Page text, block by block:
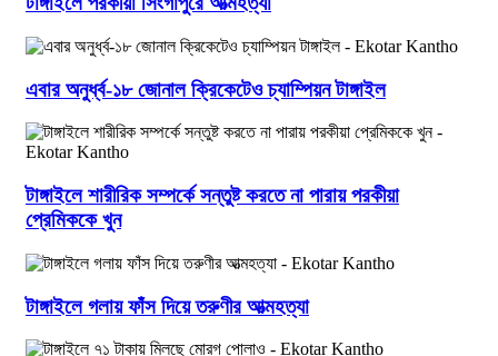
এবার অনুর্ধ্ব-১৮ জোনাল ক্রিকেটেও চ্যাম্পিয়ন টাঙ্গাইল
টাঙ্গাইলে শারীরিক সম্পর্কে সন্তুষ্ট করতে না পারায় পরকীয়া
প্রেমিককে খুন
টাঙ্গাইলে গলায় ফাঁস দিয়ে তরুণীর আত্মহত্যা